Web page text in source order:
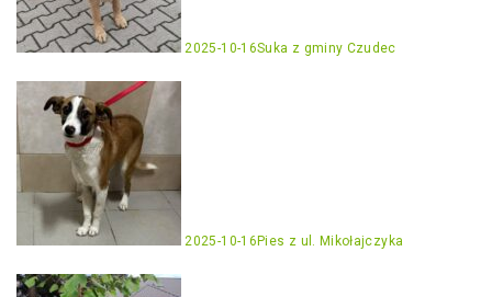
2025-10-16Suka z gminy Czudec
2025-10-16 Pies z ul. Mikołajczyka